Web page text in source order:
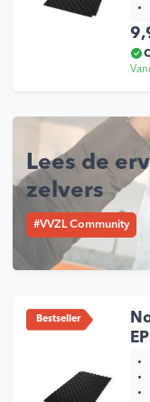
Lees de
zelvers
#VVZL Community
Bestseller